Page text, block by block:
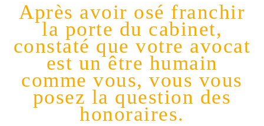
Après avoir osé franchir
la porte du cabinet,
constaté que votre avocat
est un être humain
comme vous, vous vous
posez la question des
honoraires.